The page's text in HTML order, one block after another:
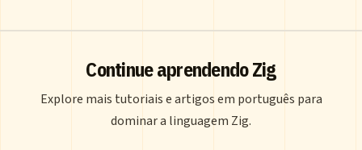
Continue aprendendo Zig
Explore mais tutoriais e artigos em português para
dominar a linguagem Zig.